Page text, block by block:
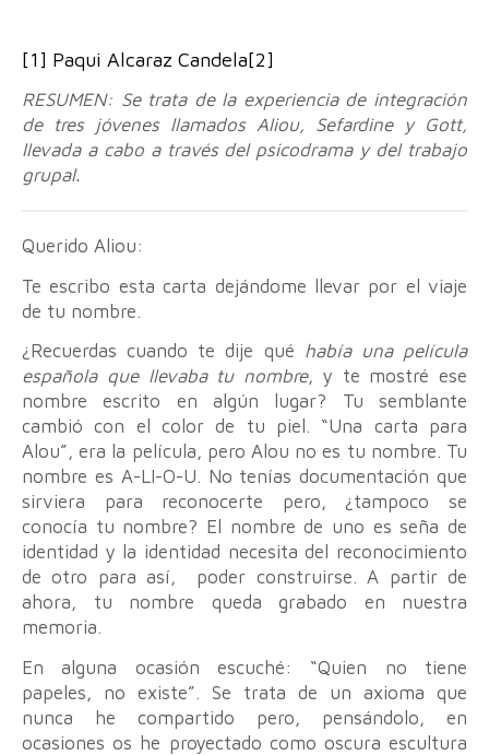
[1] Paqui Alcaraz Candela[2]
RESUMEN: Se trata de la experiencia de integración
de tres jóvenes llamados Aliou, Sefardine y Gott,
llevada a cabo a través del psicodrama y del trabajo
grupal.
Querido Aliou:
Te escribo esta carta dejándome llevar por el viaje
de tu nombre.
¿Recuerdas cuando te dije qué había una película
española que llevaba tu nombre, y te mostré ese
nombre escrito en algún lugar? Tu semblante
cambió con el color de tu piel. “Una carta para
Alou”, era la película, pero Alou no es tu nombre. Tu
nombre es A-LI-O-U. No tenías documentación que
sirviera para reconocerte pero, ¿tampoco se
conocía tu nombre? El nombre de uno es seña de
identidad y la identidad necesita del reconocimiento
de otro para así, poder construirse. A partir de
ahora, tu nombre queda grabado en nuestra
memoria.
En alguna ocasión escuché: “Quien no tiene
papeles, no existe”. Se trata de un axioma que
nunca he compartido pero, pensándolo, en
ocasiones os he proyectado como oscura escultura